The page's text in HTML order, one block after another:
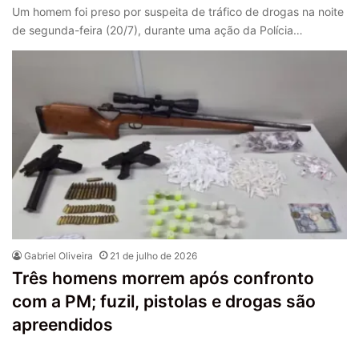
Um homem foi preso por suspeita de tráfico de drogas na noite
de segunda-feira (20/7), durante uma ação da Polícia…
Gabriel Oliveira 21 de julho de 2026
Três homens morrem após confronto
com a PM; fuzil, pistolas e drogas são
apreendidos